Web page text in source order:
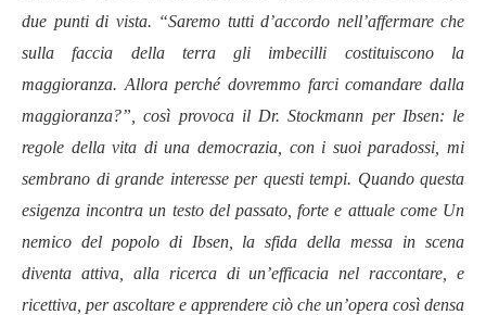
due punti di vista. “Saremo tutti d’accordo nell’affermare che
sulla faccia della terra gli imbecilli costituiscono la
maggioranza. Allora perché dovremmo farci comandare dalla
maggioranza?”, così provoca il Dr. Stockmann per Ibsen: le
regole della vita di una democrazia, con i suoi paradossi, mi
sembrano di grande interesse per questi tempi. Quando questa
esigenza incontra un testo del passato, forte e attuale come Un
nemico del popolo di Ibsen, la sfida della messa in scena
diventa attiva, alla ricerca di un’efficacia nel raccontare, e
ricettiva, per ascoltare e apprendere ciò che un’opera così densa